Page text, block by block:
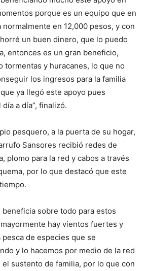
porque es un equipo que en
en 12,000 pesos, y con
un buen dinero, que lo puedo
entonces es un gran beneficio,
tormentas y huracanes, lo que no
los ingresos para la familia
ya llegó este apoyo pues
a día”, finalizó.
pesquero, a la puerta de su hogar,
Sansores recibió redes de
plomo para la red y cabos a través
por lo que destacó que este
beneficia sobre todo para estos
hay vientos fuertes y
de especies que se
y lo hacemos por medio de la red
sustento de familia, por lo que con